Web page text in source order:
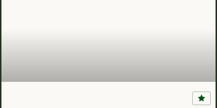
Castillo de San Carlos de la Barra (Zulia,